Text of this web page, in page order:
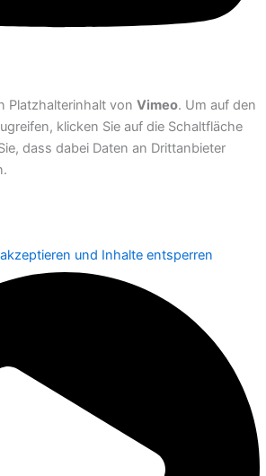
Platzhalterinhalt von Vimeo. Um auf den
klicken Sie auf die Schaltfläche
dass dabei Daten an Drittanbieter
und Inhalte entsperren